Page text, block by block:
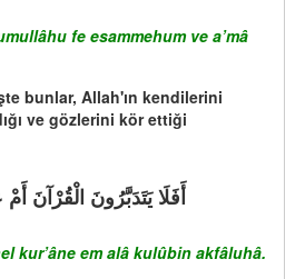
fe esammehum ve a’mâ
bunlar, Allah'ın kendilerini
ve gözlerini kör ettiği
أَفَلَا يَتَدَبَّرُونَ الْقُرْآنَ
kur’âne em alâ kulûbin akfâluhâ.